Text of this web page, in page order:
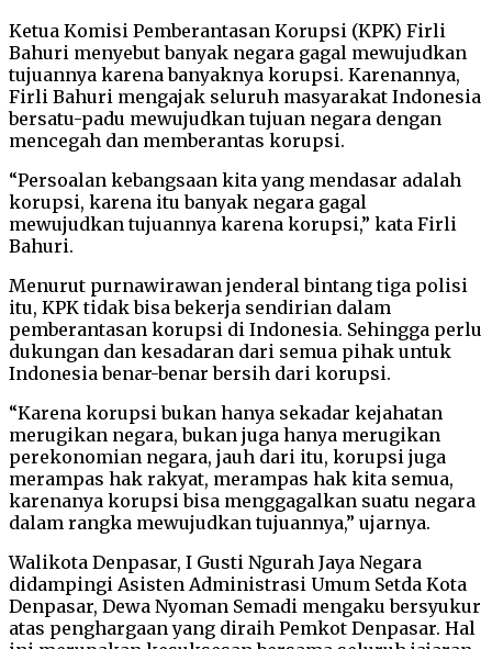
Ketua Komisi Pemberantasan Korupsi (KPK) Firli
Bahuri menyebut banyak negara gagal mewujudkan
tujuannya karena banyaknya korupsi. Karenannya,
Firli Bahuri mengajak seluruh masyarakat Indonesia
bersatu-padu mewujudkan tujuan negara dengan
mencegah dan memberantas korupsi.
“Persoalan kebangsaan kita yang mendasar adalah
korupsi, karena itu banyak negara gagal
mewujudkan tujuannya karena korupsi,” kata Firli
Bahuri.
Menurut purnawirawan jenderal bintang tiga polisi
itu, KPK tidak bisa bekerja sendirian dalam
pemberantasan korupsi di Indonesia. Sehingga perlu
dukungan dan kesadaran dari semua pihak untuk
Indonesia benar-benar bersih dari korupsi.
“Karena korupsi bukan hanya sekadar kejahatan
merugikan negara, bukan juga hanya merugikan
perekonomian negara, jauh dari itu, korupsi juga
merampas hak rakyat, merampas hak kita semua,
karenanya korupsi bisa menggagalkan suatu negara
dalam rangka mewujudkan tujuannya,” ujarnya.
Walikota Denpasar, I Gusti Ngurah Jaya Negara
didampingi Asisten Administrasi Umum Setda Kota
Denpasar, Dewa Nyoman Semadi mengaku bersyukur
atas penghargaan yang diraih Pemkot Denpasar. Hal